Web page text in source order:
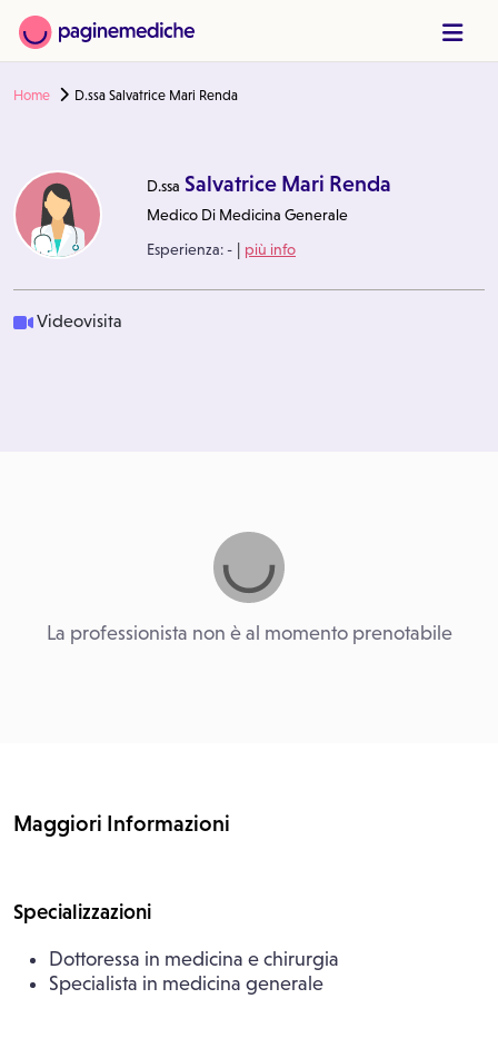
Home D.ssa Salvatrice Mari Renda
D.ssa Salvatrice Mari Renda
Medico Di Medicina Generale
Esperienza:- | più info
Videovisita
La professionista non è al momento prenotabile
Maggiori Informazioni
Specializzazioni
Dottoressa in medicina e chirurgia
Specialista in medicina generale